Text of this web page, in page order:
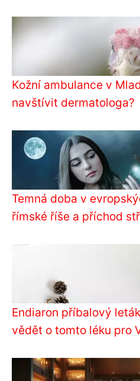
Kožní ambulance v
navštívit dermatologa?
Temná doba v
římské říše a příchod
Endiaron příbalový
vědět o tomto léku pro